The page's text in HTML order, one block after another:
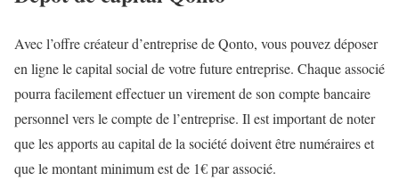
Avec l’offre créateur d’entreprise de Qonto, vous pouvez déposer
en ligne le capital social de votre future entreprise. Chaque associé
pourra facilement effectuer un virement de son compte bancaire
personnel vers le compte de l’entreprise. Il est important de noter
que les apports au capital de la société doivent être numéraires et
que le montant minimum est de 1€ par associé.